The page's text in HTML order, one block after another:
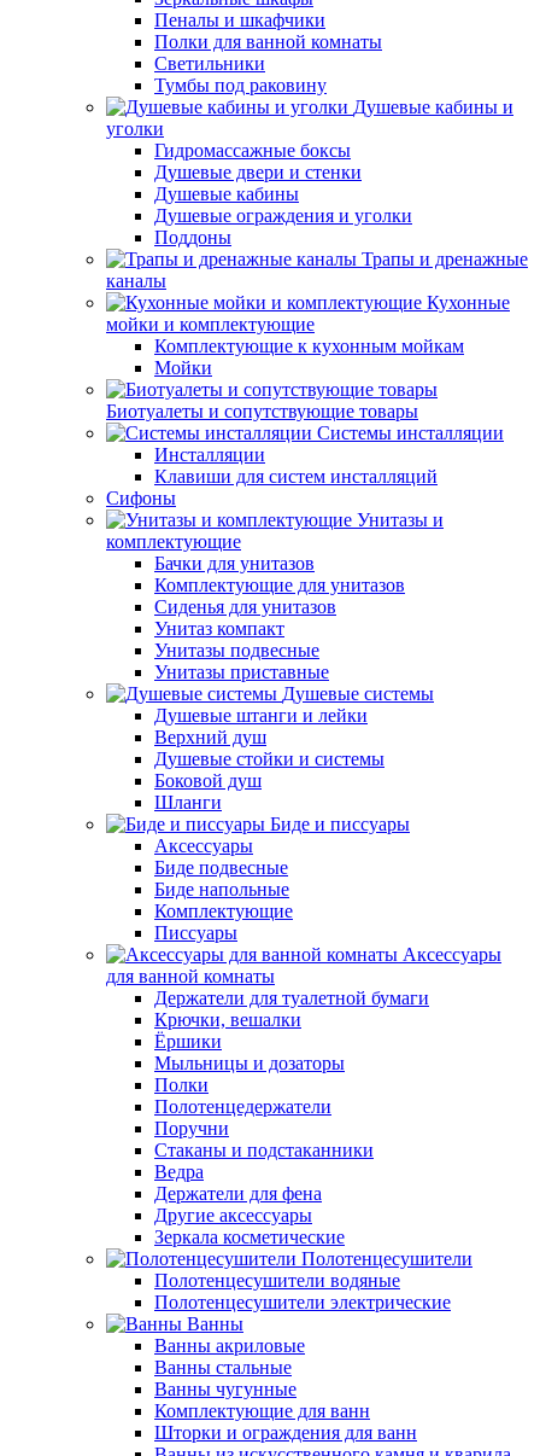
Пеналы и шкафчики
Полки для ванной комнаты
Светильники
Тумбы под раковину
Душевые кабины и
уголки
Гидромассажные боксы
Душевые двери и стенки
Душевые кабины
Душевые ограждения и уголки
Поддоны
Трапы и дренажные
каналы
Кухонные
мойки и комплектующие
Комплектующие к кухонным мойкам
Мойки
Биотуалеты и сопутствующие товары
Системы инсталляции
Инсталляции
Клавиши для систем инсталляций
Сифоны
Унитазы и
комплектующие
Бачки для унитазов
Комплектующие для унитазов
Сиденья для унитазов
Унитаз компакт
Унитазы подвесные
Унитазы приставные
Душевые системы
Душевые штанги и лейки
Верхний душ
Душевые стойки и системы
Боковой душ
Шланги
Биде и писсуары
Аксессуары
Биде подвесные
Биде напольные
Комплектующие
Писсуары
Аксессуары
для ванной комнаты
Держатели для туалетной бумаги
Крючки, вешалки
Ёршики
Мыльницы и дозаторы
Полки
Полотенцедержатели
Поручни
Стаканы и подстаканники
Ведра
Держатели для фена
Другие аксессуары
Зеркала косметические
Полотенцесушители
Полотенцесушители водяные
Полотенцесушители электрические
Ванны
Ванны акриловые
Ванны стальные
Ванны чугунные
Комплектующие для ванн
Шторки и ограждения для ванн